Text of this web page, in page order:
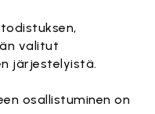
valitut
järjestelyistä.
osallistuminen on